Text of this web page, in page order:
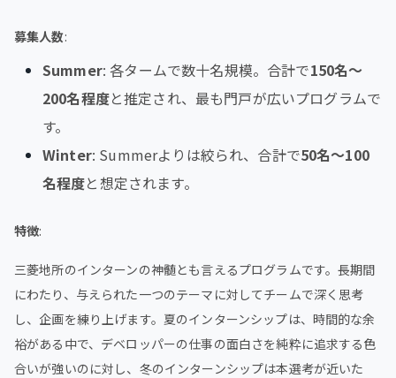
募集人数:
Summer: 各タームで数十名規模。合計で150名〜
200名程度と推定され、最も門戸が広いプログラムで
す。
Winter: Summerよりは絞られ、合計で50名〜100
名程度と想定されます。
特徴:
三菱地所のインターンの神髄とも言えるプログラムです。長期間
にわたり、与えられた一つのテーマに対してチームで深く思考
し、企画を練り上げます。夏のインターンシップは、時間的な余
裕がある中で、デベロッパーの仕事の面白さを純粋に追求する色
合いが強いのに対し、冬のインターンシップは本選考が近いた